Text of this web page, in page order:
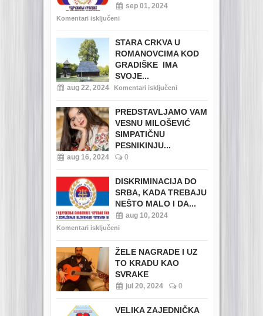
sep 01, 2024
Komentari isključeni
STARA CRKVA U
ROMANOVCIMA KOD
GRADIŠKE IMA
SVOJE...
aug 22, 2024 Komentari isključeni
PREDSTAVLJAMO VAM
VESNU MILOŠEVIĆ
SIMPATIČNU
PESNIKINJU...
aug 16, 2024 0
DISKRIMINACIJA DO
SRBA, KADA TREBAJU
NEŠTO MALO I DA...
aug 10, 2024
Komentari isključeni
ŽELE NAGRADE I UZ
TO KRADU KAO
SVRAKE
jul 20, 2024 0
VELIKA ZAJEDNIČKA